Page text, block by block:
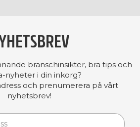
branschinsikter, bra tips och
nyheter i din inkorg?
och prenumerera på vårt
nyhetsbrev!